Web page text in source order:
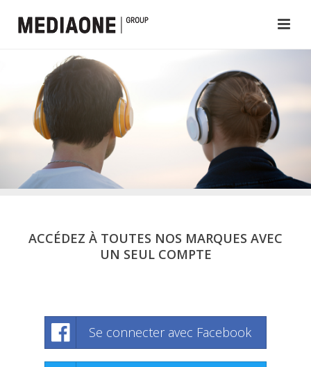
ACCÉDEZ À TOUTES NOS MARQUES AVEC
UN SEUL COMPTE
Se connecter avec Facebook